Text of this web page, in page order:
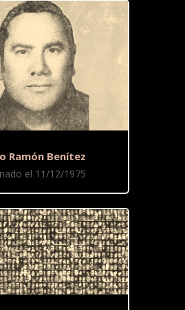
Ramón Benítez
el 11/12/1975